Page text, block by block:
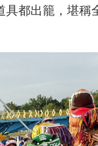
都出籠，堪稱